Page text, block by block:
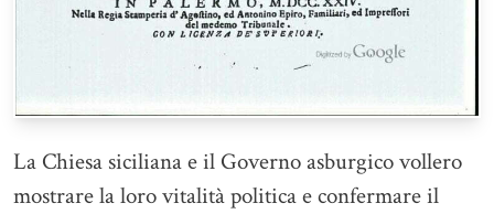
La Chiesa siciliana e il Governo asburgico vollero
mostrare la loro vitalità politica e confermare il